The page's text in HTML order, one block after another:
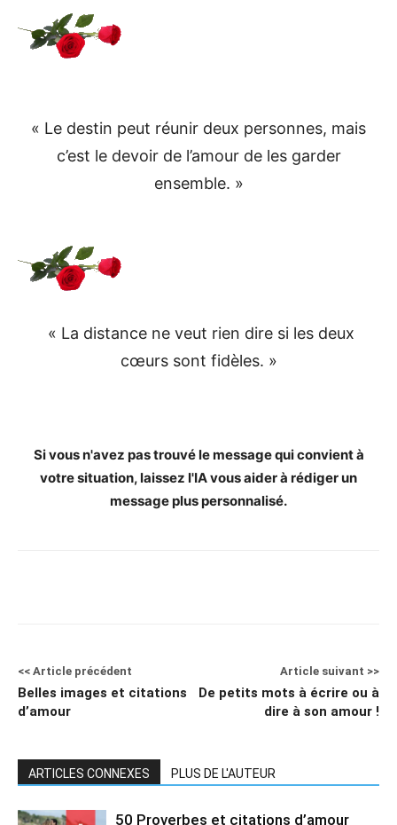
« Le destin peut réunir deux personnes, mais
c’est le devoir de l’amour de les garder
ensemble. »
« La distance ne veut rien dire si les deux
cœurs sont fidèles. »
Si vous n'avez pas trouvé le message qui convient à
votre situation, laissez l'IA vous aider à rédiger un
message plus personnalisé.
<< Article précédent
Belles images et citations
d’amour
Article suivant >>
De petits mots à écrire ou à
dire à son amour !
ARTICLES CONNEXES PLUS DE L'AUTEUR
50 Proverbes et citations d’amour